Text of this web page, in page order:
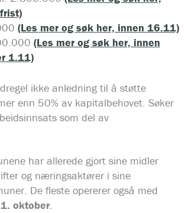
(Les mer og søk her, innen 16.11)
(Les mer og søk her, innen
1.11)
ikke anledning til å støtte
enn 50% av kapitalbehovet. Søker
som del av
har allerede gjort sine midler
og næringsaktører i sine
De fleste opererer også med
oktober.